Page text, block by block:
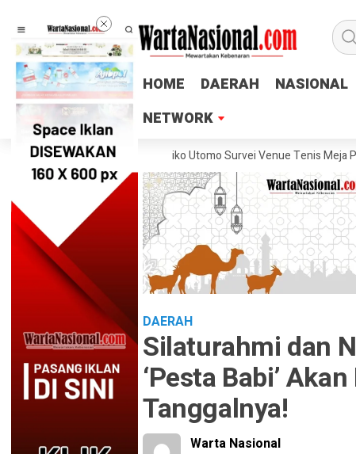
HOME DAERAH NASIONAL
NETWORK
HOME DAERAH NASIONAL
NETWORK
Lukas Arry Dwiko Utomo Survei Venue Tenis Meja PORPROV
DAERAH
Silaturahmi dan
‘Pesta Babi’
Tanggalnya!
Warta Nasional